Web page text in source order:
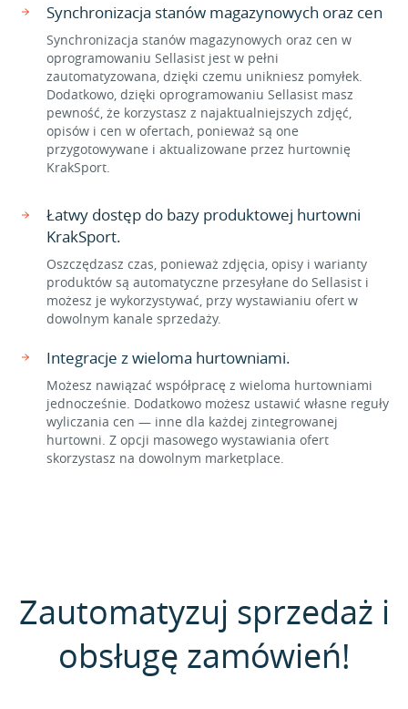
Synchronizacja stanów magazynowych oraz cen
Synchronizacja stanów magazynowych oraz cen w
oprogramowaniu Sellasist jest w pełni
zautomatyzowana, dzięki czemu unikniesz pomyłek.
Dodatkowo, dzięki oprogramowaniu Sellasist masz
pewność, że korzystasz z najaktualniejszych zdjęć,
opisów i cen w ofertach, ponieważ są one
przygotowywane i aktualizowane przez hurtownię
KrakSport.
Łatwy dostęp do bazy produktowej hurtowni
KrakSport.
Oszczędzasz czas, ponieważ zdjęcia, opisy i warianty
produktów są automatyczne przesyłane do Sellasist i
możesz je wykorzystywać, przy wystawianiu ofert w
dowolnym kanale sprzedaży.
Integracje z wieloma hurtowniami.
Możesz nawiązać współpracę z wieloma hurtowniami
jednocześnie. Dodatkowo możesz ustawić własne reguły
wyliczania cen — inne dla każdej zintegrowanej
hurtowni. Z opcji masowego wystawiania ofert
skorzystasz na dowolnym marketplace.
Zautomatyzuj sprzedaż i
obsługę zamówień!